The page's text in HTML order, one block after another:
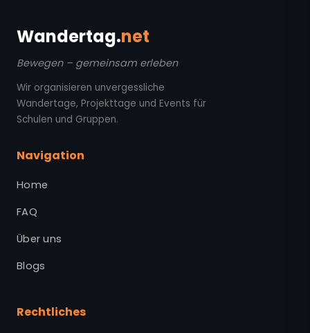
Wandertag.net
Bewegen – gemeinsam erleben
Wir organisieren unvergessliche
Wandertage, Projekttage und Events für
Schulen und Gruppen.
Navigation
Home
FAQ
Über uns
Blogs
Rechtliches